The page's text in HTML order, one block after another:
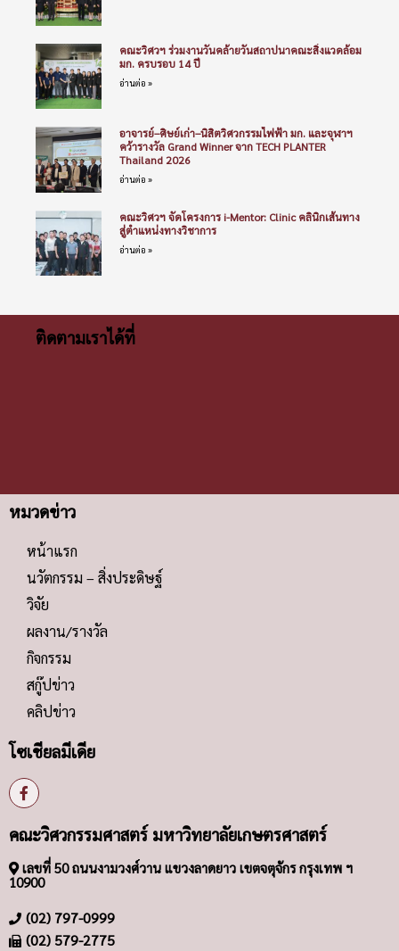
คณะวิศวฯ ร่วมงานวันคล้ายวันสถาปนาคณะสิ่งแวดล้อม
มก. ครบรอบ 14 ปี
อ่านต่อ »
อาจารย์–ศิษย์เก่า–นิสิตวิศวกรรมไฟฟ้า มก. และจุฬาฯ
คว้ารางวัล Grand Winner จาก TECH PLANTER
Thailand 2026
อ่านต่อ »
คณะวิศวฯ จัดโครงการ i-Mentor: Clinic คลินิกเส้นทาง
สู่ตำแหน่งทางวิชาการ
อ่านต่อ »
ติดตามเราได้ที่
หมวดข่าว
หน้าแรก
นวัตกรรม – สิ่งประดิษฐ์
วิจัย
ผลงาน/รางวัล
กิจกรรม
สกู๊ปข่าว
คลิปข่าว
โซเชียลมีเดีย
คณะวิศวกรรมศาสตร์ มหาวิทยาลัยเกษตรศาสตร์
เลขที่ 50 ถนนงามวงศ์วาน แขวงลาดยาว เขตจตุจักร กรุงเทพ ฯ
10900
(02) 797-0999
(02) 579-2775